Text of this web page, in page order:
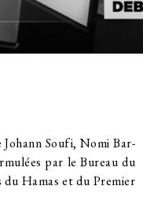
Soufi, Nomi Bar-
par le Bureau du
Hamas et du Premier